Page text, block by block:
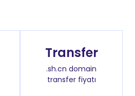
Transfer
.sh.cn domain
transfer fiyatı